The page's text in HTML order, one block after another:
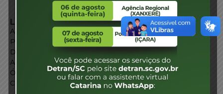
LINKS EXTERNOS
Agência de Notícias
Portal de Serviços
Diário Oficial
Acesso à Informação
Órgãos do Governo
Conheça SC